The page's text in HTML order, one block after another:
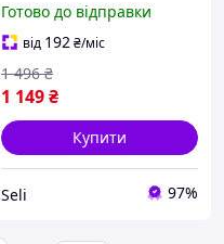
Seli
Готово до відправки
від 192₴/міс
1 149₴
1 496 ₴
Купити
Seli 97%